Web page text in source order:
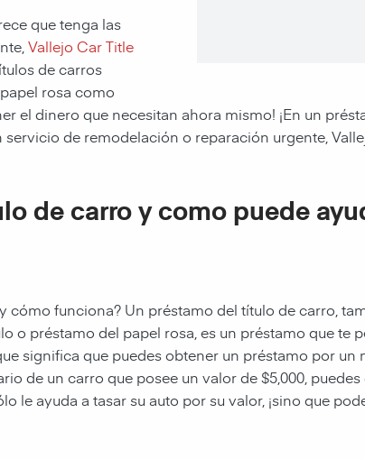
que tenga las
Vallejo Car Title
de carros
rosa como
el dinero que necesitan ahora mismo! ¡En un
de remodelación o reparación urgente,
de carro y como puede
cómo funciona? Un préstamo del título de carro,
préstamo del papel rosa, es un préstamo que te
significa que puedes obtener un préstamo por un
de un carro que posee un valor de $5,000,
le ayuda a tasar su auto por su valor, ¡sino que